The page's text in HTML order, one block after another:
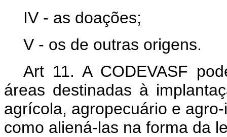
IV - as doações;
V - os de outras origens.
Art 11. A CODEVASF
áreas destinadas à
agrícola, agropecuário e
como aliená-las na forma da